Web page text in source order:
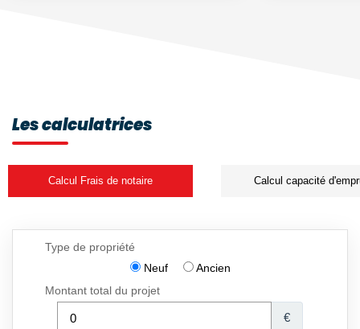
Les calculatrices
Calcul Frais de notaire Calcul capacité